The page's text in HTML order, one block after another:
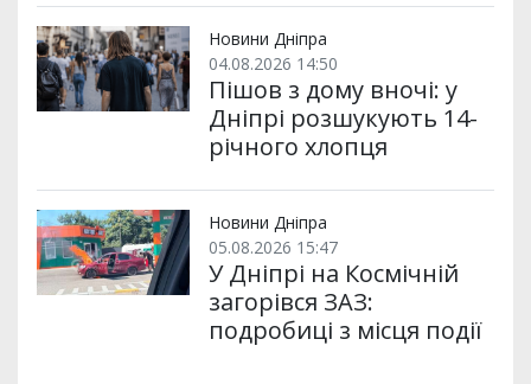
Новини Дніпра
04.08.2026 14:50
Пішов з дому вночі: у
Дніпрі розшукують 14-
річного хлопця
Новини Дніпра
05.08.2026 15:47
У Дніпрі на Космічній
загорівся ЗАЗ:
подробиці з місця події